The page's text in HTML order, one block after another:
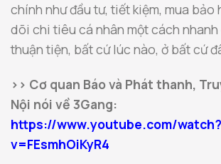
chính như đầu tư, tiết kiệm, mua bảo
dõi chi tiêu cá nhân một cách nhanh
thuận tiện, bất cứ lúc nào, ở bất cứ
>> Cơ quan Báo và Phát thanh,
Nội nói về 3Gang:
https://www.youtube.com/watch?
v=FEsmhOiKyR4